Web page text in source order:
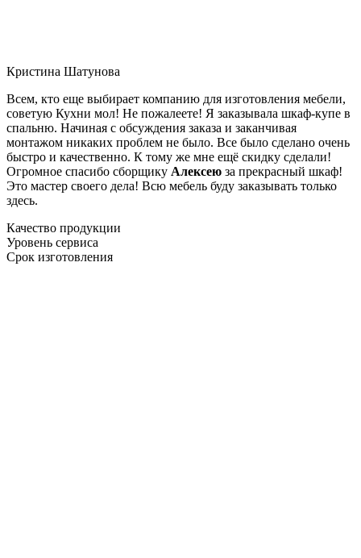
Кристина Шатунова
Всем, кто еще выбирает компанию для изготовления мебели,
советую Кухни мол! Не пожалеете! Я заказывала шкаф-купе в
спальню. Начиная с обсуждения заказа и заканчивая
монтажом никаких проблем не было. Все было сделано очень
быстро и качественно. К тому же мне ещё скидку сделали!
Огромное спасибо сборщику Алексею за прекрасный шкаф!
Это мастер своего дела! Всю мебель буду заказывать только
здесь.
Качество продукции
Уровень сервиса
Срок изготовления